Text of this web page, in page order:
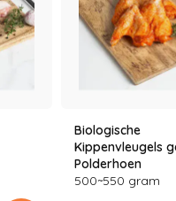
Biologische
Kippenvleugels
Polderhoen
500~550 gram